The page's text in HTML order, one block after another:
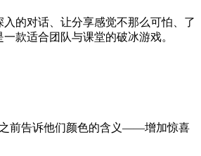
的对话、让分享感觉不那么可怕、了
款适合团队与课堂的破冰游戏。
前告诉他们颜色的含义——增加惊喜